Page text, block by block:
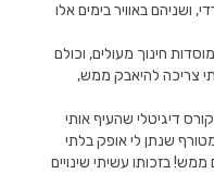
ושניהם באוויר בימים אלו
חינוך מעולים, וכולם
ועל 3 מהם הייתי צריכה להיאבק ממש,
דיגיטלי שהעיף אותי
שנתן לי אופק בלתי
בזכותו עשיתי שינויים